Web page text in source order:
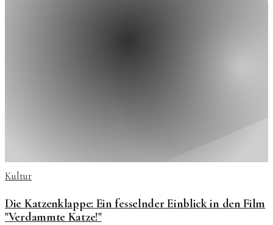
Kultur
Die Katzenklappe: Ein fesselnder Einblick in den Film
"Verdammte Katze!"